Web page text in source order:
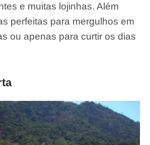
e muitas lojinhas. Além
perfeitas para mergulhos em
ou apenas para curtir os dias